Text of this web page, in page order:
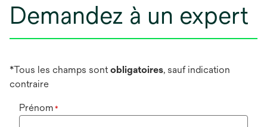
Demandez à un expert
*Tous les champs sont obligatoires, sauf indication
contraire
Prénom *